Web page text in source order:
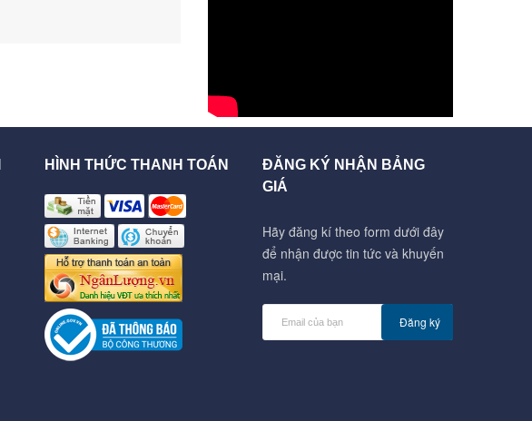
HÌNH THỨC THANH TOÁN
ĐĂNG KÝ NHẬN BẢNG
GIÁ
Hãy đăng kí theo form dưới đây
để nhận được tin tức và khuyến
mại.
Đăng ký